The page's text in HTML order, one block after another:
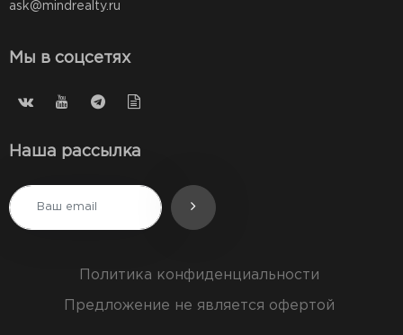
ask@mindrealty.ru
Мы в соцсетях
Наша рассылка
Политика конфиденциальности
Предложение не является офертой